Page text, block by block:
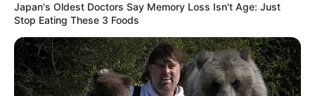
Japan's Oldest Doctors Say Memory Loss Isn't Age: Just
Stop Eating These 3 Foods